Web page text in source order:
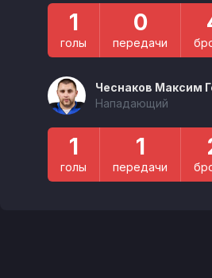
1
голы
0
передачи
Чеснаков Максим
Нападающий
1
голы
1
передачи